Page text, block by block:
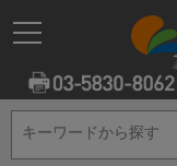
キーワードから探す
キーワードから探す